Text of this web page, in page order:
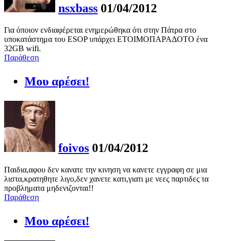
nsxbass 01/04/2012
Για όποιον ενδιαφέρεται ενημερώθηκα ότι στην Πάτρα στο
υποκατάστημα του ESOP υπάρχει ΕΤΟΙΜΟΠΑΡΑΔΟΤΟ ένα
32GB wifi.
Παράθεση
Μου αρέσει!
foivos 01/04/2012
Παιδια,αφου δεν κανατε την κινηση να κανετε εγγραφη σε μια
λιστα,κρατηθητε λιγο,δεν χανετε κατι,γιατι με νεες παρτιδες τα
προβληματα μηδενιζονται!!
Παράθεση
Μου αρέσει!